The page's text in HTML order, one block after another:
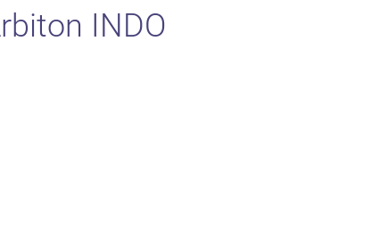
INDO